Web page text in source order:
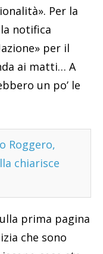
Per la
notifica
per il
ai matti… A
un po’ le
Roggero,
chiarisce
prima pagina
che sono